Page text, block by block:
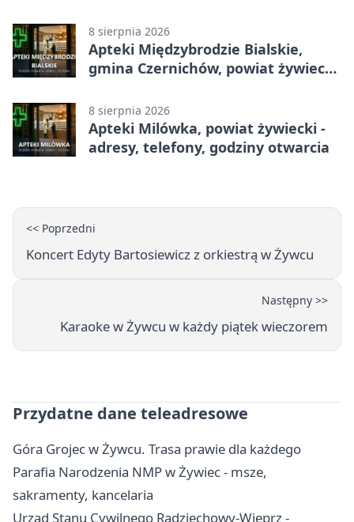
8 sierpnia 2026
Apteki Międzybrodzie Bialskie,
gmina Czernichów, powiat żywiecki
8 sierpnia 2026
Apteki Milówka, powiat żywiecki -
adresy, telefony, godziny otwarcia
<< Poprzedni
Koncert Edyty Bartosiewicz z orkiestrą w Żywcu
Następny >>
Karaoke w Żywcu w każdy piątek wieczorem
Przydatne dane teleadresowe
Góra Grojec w Żywcu. Trasa prawie dla każdego
Parafia Narodzenia NMP w Żywiec - msze,
sakramenty, kancelaria
Urząd Stanu Cywilnego Radziechowy-Wieprz -